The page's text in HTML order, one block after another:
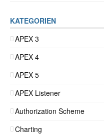
KATEGORIEN
APEX 3
APEX 4
APEX 5
APEX Listener
Authorization Scheme
Charting